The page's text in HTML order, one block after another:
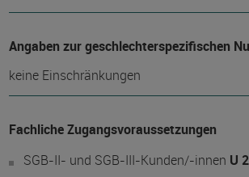
Angaben zur geschlechterspezifischen
keine Einschränkungen
Fachliche Zugangsvoraussetzungen
SGB-II- und SGB-III-Kunden/-innen U